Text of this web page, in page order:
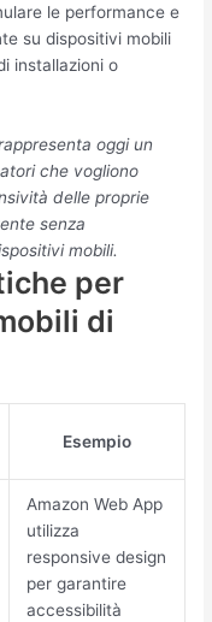
le performance e
su dispositivi mobili
installazioni o
oggi un
che vogliono
delle proprie
senza
mobili.
per
di
Esempio
Amazon Web App
utilizza
responsive design
per garantire
accessibilità